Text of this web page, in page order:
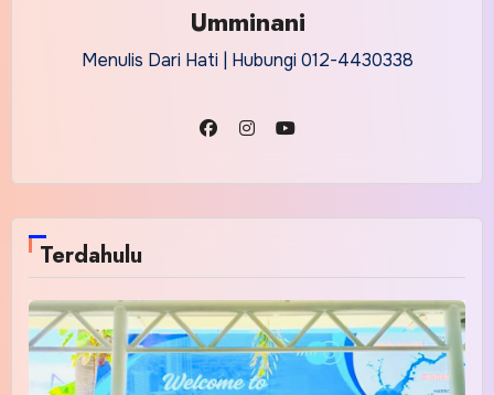
Umminani
Menulis Dari Hati | Hubungi 012-4430338
Terdahulu